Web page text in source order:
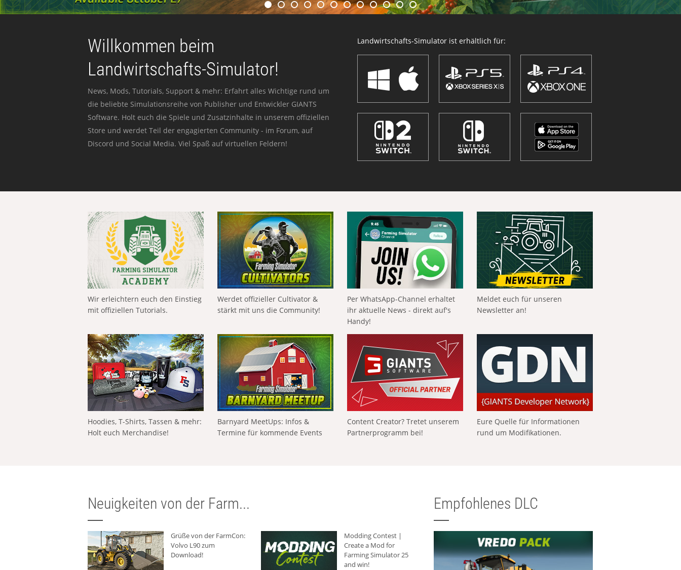
Willkommen beim
Landwirtschafts-Simulator!
News, Mods, Tutorials, Support & mehr: Erfahrt alles Wichtige rund um
die beliebte Simulationsreihe von Publisher und Entwickler GIANTS
Software. Holt euch die Spiele und Zusatzinhalte in unserem offiziellen
Store und werdet Teil der engagierten Community - im Forum, auf
Discord und Social Media. Viel Spaß auf virtuellen Feldern!
Landwirtschafts-Simulator ist erhältlich für:
Wir erleichtern euch den Einstieg
mit offiziellen Tutorials.
Werdet offizieller Cultivator &
stärkt mit uns die Community!
Per WhatsApp-Channel erhaltet
ihr aktuelle News - direkt auf's
Handy!
Meldet euch für unseren
Newsletter an!
Hoodies, T-Shirts, Tassen & mehr:
Holt euch Merchandise!
Barnyard MeetUps: Infos &
Termine für kommende Events
Content Creator? Tretet unserem
Partnerprogramm bei!
Eure Quelle für Informationen
rund um Modifikationen.
Neuigkeiten von der Farm...
Grüße von der FarmCon:
Volvo L90 zum
Download!
Modding Contest |
Create a Mod for
Farming Simulator 25
and win!
Empfohlenes DLC